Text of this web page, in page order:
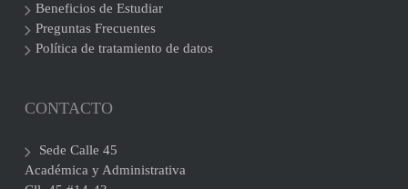
Beneficios de Estudiar
Preguntas Frecuentes
Política de tratamiento de datos
CONTACTO
Sede Calle 45
Académica y Administrativa